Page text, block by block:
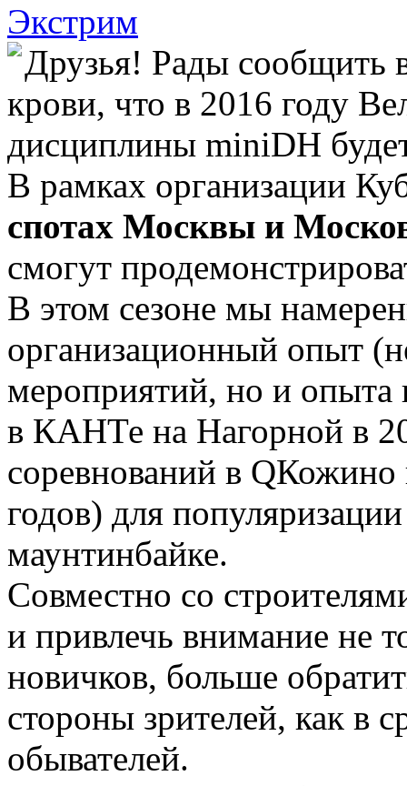
Экстрим
Друзья! Рады сообщить
крови, что в 2016 году
дисциплины miniDH
В рамках организации
спотах Москвы и
смогут
В этом сезоне мы
организационный опыт
мероприятий, но и опыта
в КАНТе на Нагорной в
соревнований в QКожино
годов) для
маунтинбайке.
Совместно со
и привлечь внимание не
новичков, больше
стороны зрителей, как в
обывателей.